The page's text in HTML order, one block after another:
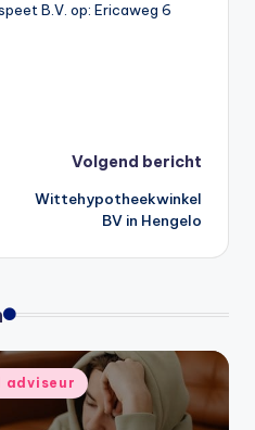
B.V. op: Ericaweg 6
Volgend bericht
Wittehypotheekwinkel
BV in Hengelo
adviseur